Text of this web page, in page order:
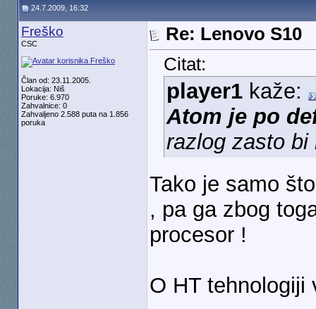
24.7.2009, 16:32
Freško
CSC
Član od: 23.11.2005.
Lokacija: Niš
Poruke: 6.970
Zahvalnice: 0
Zahvaljeno 2.588 puta na 1.856
poruka
Re: Lenovo S10
Citat:
player1kaže:
Atom je po
razlog zasto bi
Tako je samo
, pa ga zbog
procesor !
O HT tehnologiji